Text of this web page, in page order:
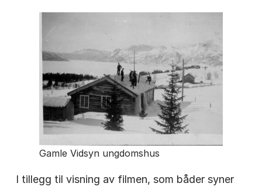
Gamle Vidsyn ungdomshus
I tillegg til visning av filmen, som båder syner